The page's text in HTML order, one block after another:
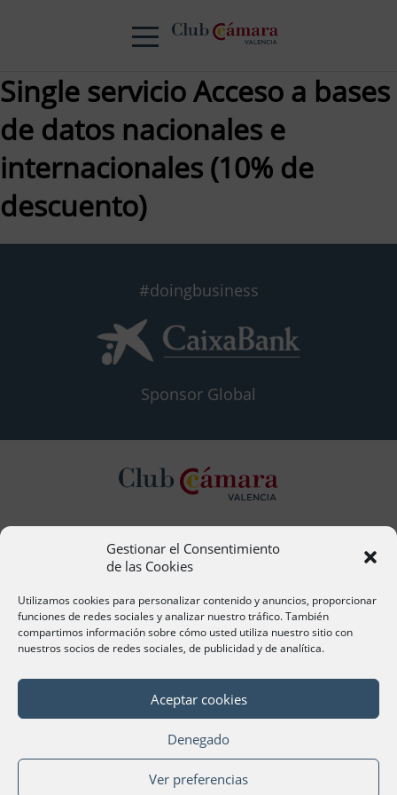
Gestionar el Consentimiento
de las Cookies
Utilizamos cookies para personalizar contenido y anuncios, proporcionar
funciones de redes sociales y analizar nuestro tráfico. También
compartimos información sobre cómo usted utiliza nuestro sitio con
nuestros socios de redes sociales, de publicidad y de analítica.
Aceptar cookies
Denegado
Ver preferencias
Single servicio Acceso a bases
de datos nacionales e
internacionales (10% de
descuento)
#doingbusiness
Sponsor Global
Contacto
acervera@camaravalencia.com
961 366 212
Síguenos
Navegación de València 2020